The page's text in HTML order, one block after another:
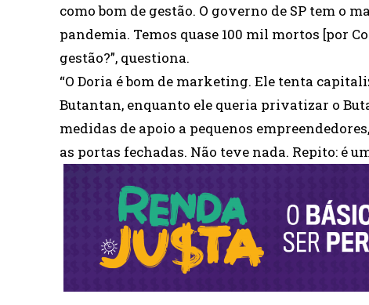
como bom de gestão. O governo de SP tem o
pandemia. Temos quase 100 mil mortos [por
gestão?”, questiona.
“O Doria é bom de marketing. Ele tenta
Butantan, enquanto ele queria privatizar o
medidas de apoio a pequenos
as portas fechadas. Não teve nada. Repito: é